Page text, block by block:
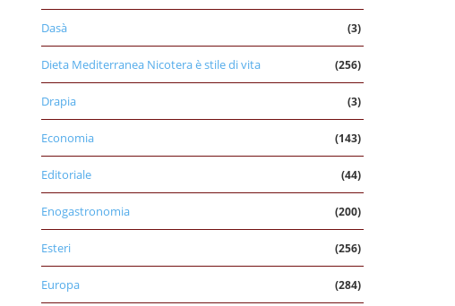
Dasà (3)
Dieta Mediterranea Nicotera è stile di vita (256)
Drapia (3)
Economia (143)
Editoriale (44)
Enogastronomia (200)
Esteri (256)
Europa (284)